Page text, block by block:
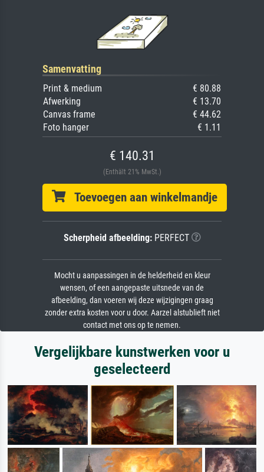
Samenvatting
Print & medium
€ 80.88
Afwerking
€ 13.70
Canvas frame
€ 44.62
Foto hanger
€ 1.11
€ 140.31
(Enthält 21% MwSt.)
Toevoegen aan winkelmandje
Scherpheid afbeelding:PERFECT
Mocht u aanpassingen in de helderheid en kleur
wensen, of een aangepaste uitsnede van de
afbeelding, dan voeren wij deze wijzigingen graag
zonder extra kosten voor u door. Aarzel alstublieft niet
contact met ons op te nemen.
Vergelijkbare kunstwerken voor u
geselecteerd